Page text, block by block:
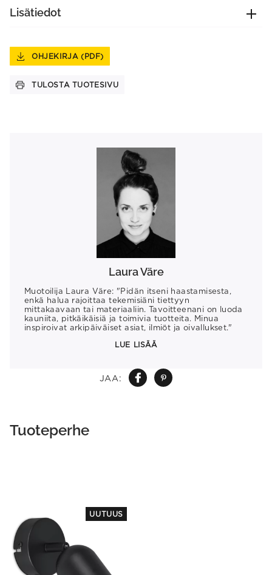
JAA:
Laura Väre
Muotoilija Laura Väre: "Pidän itseni haastamisesta,
enkä halua rajoittaa tekemisiäni tiettyyn
mittakaavaan tai materiaaliin. Tavoitteenani on luoda
kauniita, pitkäikäisiä ja toimivia tuotteita. Minua
inspiroivat arkipäiväiset asiat, ilmiöt ja oivallukset."
LUE LISÄÄ
Lisätiedot
OHJEKIRJA (PDF)
TULOSTA TUOTESIVU
Tuoteperhe
UUTUUS
product
multiple
variants.
The